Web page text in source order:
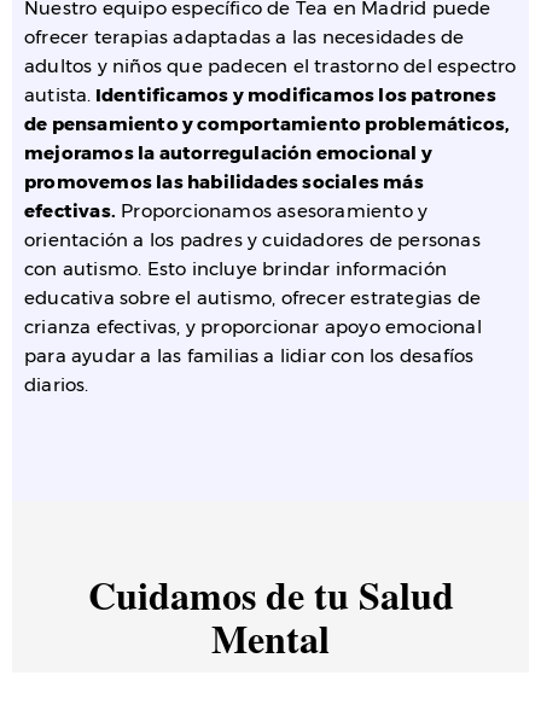
Nuestro equipo específico de Tea en Madrid puede
ofrecer terapias adaptadas a las necesidades de
adultos y niños que padecen el trastorno del espectro
autista. Identificamos y modificamos los patrones
de pensamiento y comportamiento problemáticos,
mejoramos la autorregulación emocional y
promovemos las habilidades sociales más
efectivas. Proporcionamos asesoramiento y
orientación a los padres y cuidadores de personas
con autismo. Esto incluye brindar información
educativa sobre el autismo, ofrecer estrategias de
crianza efectivas, y proporcionar apoyo emocional
para ayudar a las familias a lidiar con los desafíos
diarios.
Cuidamos de tu Salud
Mental